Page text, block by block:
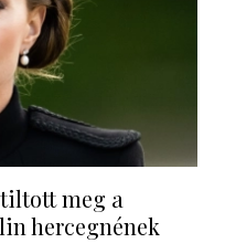
meg a
hercegnének